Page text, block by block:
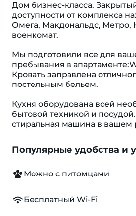
Дом бизнес-класса.
доступности от комплекса
Омега, Макдональдс, Метро,
военкомат.
Мы подготовили все для
пребывания в
Кровать заправлена
постельным бельем.
Кухня оборудована всей
бытовой техникой и
стиральная машина в вашем
Популярные удобства и
Можно с питомцами
Бесплатный Wi-Fi